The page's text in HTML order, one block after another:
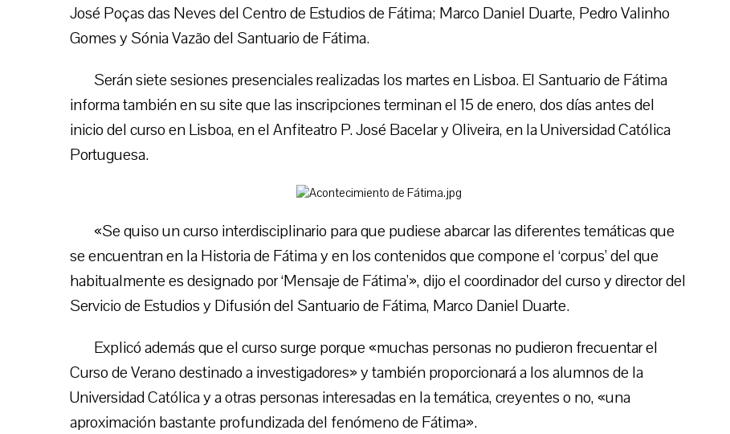
José Poças das Neves del Centro de Estudios de Fátima; Marco Daniel Duarte, Pedro Valinho
Gomes y Sónia Vazão del Santuario de Fátima.
Serán siete sesiones presenciales realizadas los martes en Lisboa. El Santuario de Fátima
informa también en su site que las inscripciones terminan el 15 de enero, dos días antes del
inicio del curso en Lisboa, en el Anfiteatro P. José Bacelar y Oliveira, en la Universidad Católica
Portuguesa.
«Se quiso un curso interdisciplinario para que pudiese abarcar las diferentes temáticas que
se encuentran en la Historia de Fátima y en los contenidos que compone el ‘corpus’ del que
habitualmente es designado por ‘Mensaje de Fátima'», dijo el coordinador del curso y director del
Servicio de Estudios y Difusión del Santuario de Fátima, Marco Daniel Duarte.
Explicó además que el curso surge porque «muchas personas no pudieron frecuentar el
Curso de Verano destinado a investigadores» y también proporcionará a los alumnos de la
Universidad Católica y a otras personas interesadas en la temática, creyentes o no, «una
aproximación bastante profundizada del fenómeno de Fátima».